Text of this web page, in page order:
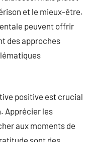
et le mieux-être.
peuvent offrir
des approches
positive est crucial
Apprécier les
aux moments de
sont des